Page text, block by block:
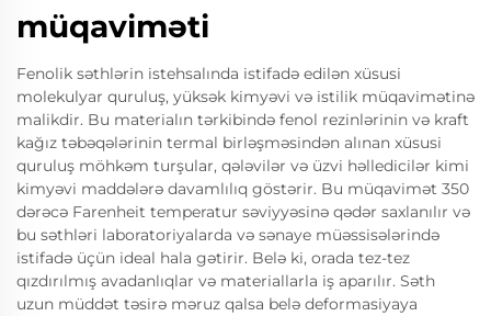
müqaviməti
Fenolik səthlərin istehsalında istifadə edilən xüsusi
molekulyar quruluş, yüksək kimyəvi və istilik müqavimətinə
malikdir. Bu materialın tərkibində fenol rezinlərinin və kraft
kağız təbəqələrinin termal birləşməsindən alınan xüsusi
quruluş möhkəm turşular, qələvilər və üzvi həlledicilər kimi
kimyəvi maddələrə davamlılıq göstərir. Bu müqavimət 350
dərəcə Farenheit temperatur səviyyəsinə qədər saxlanılır və
bu səthləri laboratoriyalarda və sənaye müəssisələrində
istifadə üçün ideal hala gətirir. Belə ki, orada tez-tez
qızdırılmış avadanlıqlar və materiallarla iş aparılır. Səth
uzun müddət təsirə məruz qalsa belə deformasiyaya